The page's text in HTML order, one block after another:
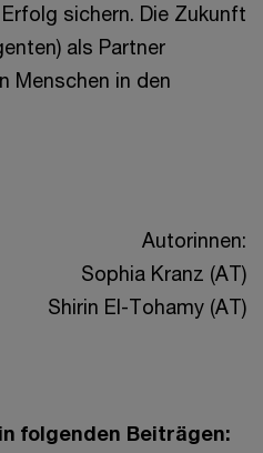
sichern. Die Zukunft
als Partner
Menschen in den
Autorinnen:
Sophia Kranz (AT)
Shirin El-Tohamy (AT)
folgenden Beiträgen: